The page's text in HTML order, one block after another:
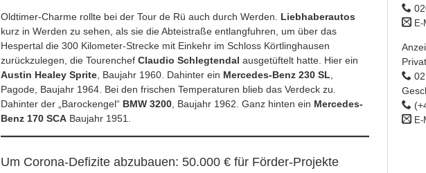
Oldtimer-Charme rollte bei der Tour de Rü auch durch Werden. Liebhaberautos
kurz in Werden zu sehen, als sie die Abteistraße entlangfuhren, um über das
Hespertal die 300 Kilometer-Strecke mit Einkehr im Schloss Körtlinghausen
zurückzulegen, die Tourenchef Claudio Schlegtendal ausgetüftelt hatte. Hier ein
Austin Healey Sprite, Baujahr 1960. Dahinter ein Mercedes-Benz 230 SL,
Pagode, Baujahr 1964. Bei den frischen Temperaturen blieb das Verdeck zu.
Dahinter der „Barockengel“ BMW 3200, Baujahr 1962. Ganz hinten ein Mercedes-
Benz 170 SCABaujahr 1951.
Um Corona-Defizite abzubauen: 50.000 € für Förder-Projekte